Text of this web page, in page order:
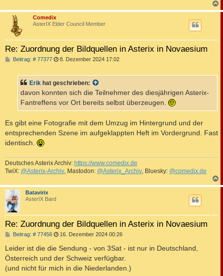
a
Comedix
AsterIX Elder Council Member
Re: Zuordnung der Bildquellen in Asterix in Novaesium
Beitrag: # 77377B
r
a
8. Dezember 2024 17:02
Erik hat geschrieben:
davon konnten sich die Teilnehmer des diesjährigen Asterix-
Fantreffens vor Ort bereits selbst überzeugen.
Es gibt eine Fotografie mit dem Umzug im Hintergrund und der
entsprechenden Szene im aufgeklappten Heft im Vordergrund. Fast
identisch.
Deutsches Asterix Archiv: https://www.comedix.de
TwiX: @Asterix-Archiv , Mastodon: @Asterix_Archiv , Bluesky: @comedix.de
a
Batavirix
AsterIX Bard
Re: Zuordnung der Bildquellen in Asterix in Novaesium
Beitrag: # 77456B
i
a
g
16. Dezember 2024 00:26
Leider ist die die Sendung - von 3Sat - ist nur in Deutschland,
Österreich und der Schweiz verfügbar.
(und nicht für mich in die Niederlanden.)